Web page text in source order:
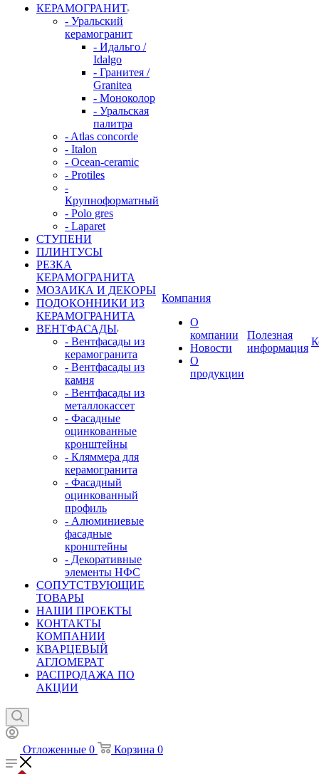
КЕРАМОГРАНИТ
- Уральский
керамогранит
- Идальго /
Idalgo
- Гранитея /
Granitea
- Моноколор
- Уральская
палитра
- Atlas concorde
- Italon
- Ocean-ceramic
- Protiles
-
Крупноформатный
- Polo gres
- Laparet
СТУПЕНИ
ПЛИНТУСЫ
РЕЗКА
КЕРАМОГРАНИТА
МОЗАИКА И ДЕКОРЫ
ПОДОКОННИКИ ИЗ
КЕРАМОГРАНИТА
ВЕНТФАСАДЫ
- Вентфасады из
керамогранита
- Вентфасады из
камня
- Вентфасады из
металлокассет
- Фасадные
оцинкованные
кронштейны
- Кляммера для
керамогранита
- Фасадный
оцинкованный
профиль
- Алюминиевые
фасадные
кронштейны
- Декоративные
элементы НФС
СОПУТСТВУЮЩИЕ
ТОВАРЫ
НАШИ ПРОЕКТЫ
КОНТАКТЫ
КОМПАНИИ
КВАРЦЕВЫЙ
АГЛОМЕРАТ
РАСПРОДАЖА ПО
АКЦИИ
Компания
О
компании
Новости
О
продукции
Полезная
информация
Отложенные 0 Корзина 0